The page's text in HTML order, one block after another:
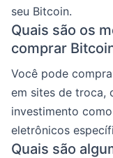
seu Bitcoin.
Quais são os
comprar
Você pode
em sites de troca,
investimento
eletrônicos
Quais são